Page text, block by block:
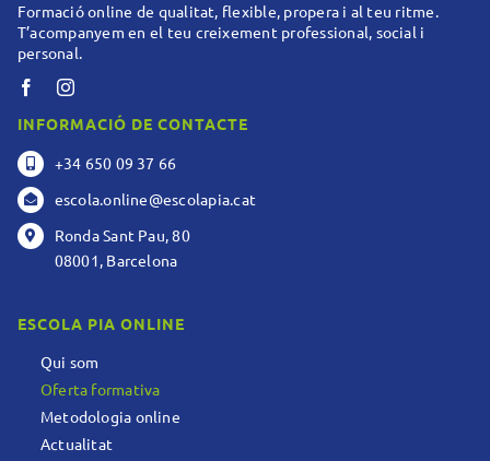
Formació online de qualitat, flexible, propera i al teu ritme.
T’acompanyem en el teu creixement professional, social i
personal.
INFORMACIÓ DE CONTACTE
+34 650 09 37 66
escola.online@escolapia.cat
Ronda Sant Pau, 80
08001, Barcelona
ESCOLA PIA ONLINE
Qui som
Oferta formativa
Metodologia online
Actualitat